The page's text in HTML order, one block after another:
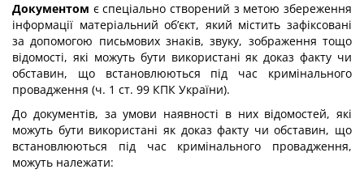
Документом є спеціально створений з метою збереження
інформації матеріальний об’єкт, який містить зафіксовані
за допомогою письмових знаків, звуку, зображення тощо
відомості, які можуть бути використані як доказ факту чи
обставин, що встановлюються під час кримінального
провадження (ч. 1 ст. 99 КПК України).
До документів, за умови наявності в них відомостей, які
можуть бути використані як доказ факту чи обставин, що
встановлюються під час кримінального провадження,
можуть належати: